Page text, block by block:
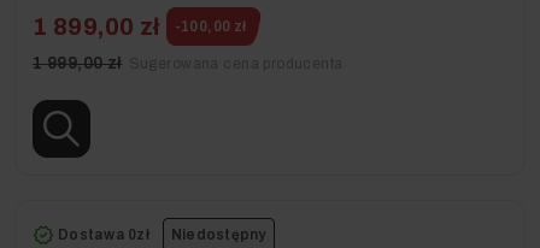
1 899,00 zł -100,00 zł
1 999,00 zł
Niedostępny
Dostawa 0zł